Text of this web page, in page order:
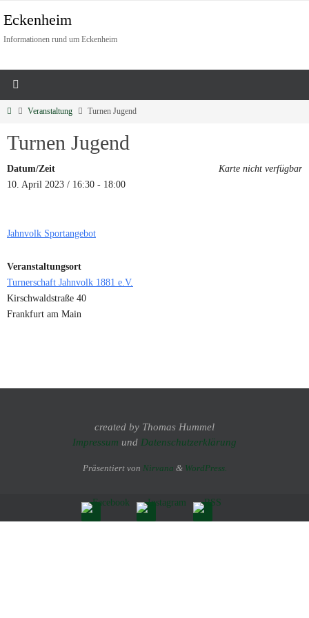
Eckenheim
Informationen rund um Eckenheim
Veranstaltung Turnen Jugend
Turnen Jugend
Karte nicht verfügbar
Datum/Zeit
10. April 2023 / 16:30 - 18:00
Jahnvolk Sportangebot
Veranstaltungsort
Turnerschaft Jahnvolk 1881 e.V.
Kirschwaldstraße 40
Frankfurt am Main
created by Thomas Hummel
Impressum und Datenschutzerklärung
Präsentiert von Nirvana & WordPress.